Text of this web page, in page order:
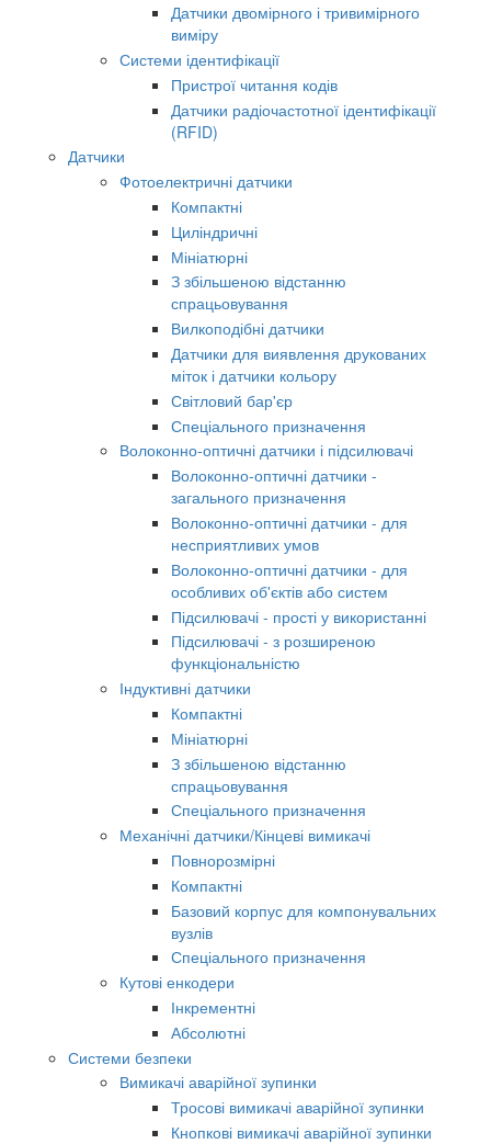
Датчики двомірного і тривимірного
виміру
Системи ідентифікації
Пристрої читання кодів
Датчики радіочастотної ідентифікації
(RFID)
Датчики
Фотоелектричні датчики
Компактні
Циліндричні
Мініатюрні
З збільшеною відстанню
спрацьовування
Вилкоподібні датчики
Датчики для виявлення друкованих
міток і датчики кольору
Світловий бар'єр
Спеціального призначення
Волоконно-оптичні датчики і підсилювачі
Волоконно-оптичні датчики -
загального призначення
Волоконно-оптичні датчики - для
несприятливих умов
Волоконно-оптичні датчики - для
особливих об'єктів або систем
Підсилювачі - прості у використанні
Підсилювачі - з розширеною
функціональністю
Індуктивні датчики
Компактні
Мініатюрні
З збільшеною відстанню
спрацьовування
Спеціального призначення
Механічні датчики/Кінцеві вимикачі
Повнорозмірні
Компактні
Базовий корпус для компонувальних
вузлів
Спеціального призначення
Кутові енкодери
Інкрементні
Абсолютні
Системи безпеки
Вимикачі аварійної зупинки
Тросові вимикачі аварійної зупинки
Кнопкові вимикачі аварійної зупинки